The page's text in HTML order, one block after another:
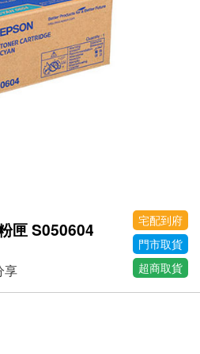
匣 S050604
宅配到府
門市取貨
超商取貨
享